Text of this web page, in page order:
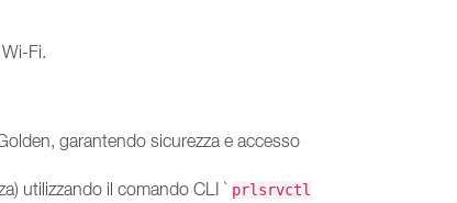
Fi.
garantendo sicurezza e accesso
utilizzando il comando CLI ` prlsrvctl